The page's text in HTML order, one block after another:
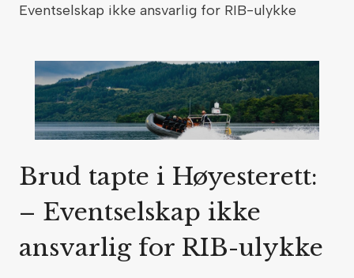
Eventselskap ikke ansvarlig for RIB-ulykke
Brud tapte i Høyesterett:
– Eventselskap ikke
ansvarlig for RIB-ulykke